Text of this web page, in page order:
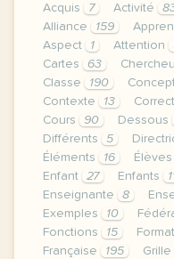
Acquis 7 Activité
Alliance
159
Aspect
1 Attention
Cartes
63
Classe
190
Contexte
13
Cours
90 Dessous
Différents
5
Éléments
16 Élèves
Enfant
27 Enfants
Enseignante
8
Exemples
10
Fonctions
15
Française
195 Grille